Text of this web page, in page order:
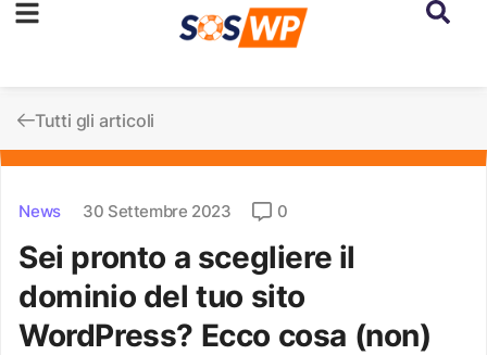
Tutti gli articoli
News 30 Settembre 2023 0
Sei pronto a scegliere il
dominio del tuo sito
WordPress? Ecco cosa (non)